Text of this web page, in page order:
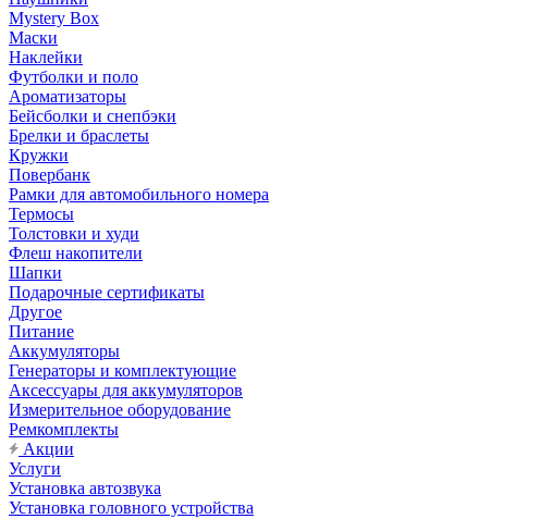
Mystery Box
Маски
Наклейки
Футболки и поло
Ароматизаторы
Бейсболки и снепбэки
Брелки и браслеты
Кружки
Повербанк
Рамки для автомобильного номера
Термосы
Толстовки и худи
Флеш накопители
Шапки
Подарочные сертификаты
Другое
Питание
Аккумуляторы
Генераторы и комплектующие
Аксессуары для аккумуляторов
Измерительное оборудование
Ремкомплекты
Акции
Услуги
Установка автозвука
Установка головного устройства